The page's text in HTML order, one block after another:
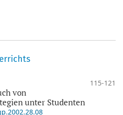
115-121
von
unter Studenten